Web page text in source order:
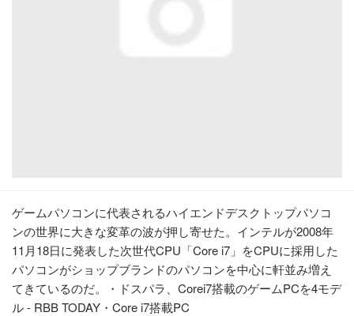
ゲームパソコンに代表されるハイエンドデスクトップパソコ
ンの世界に大きな変革の波が押し寄せた。インテルが2008年
11月18日に発表した次世代CPU「Core i7」をCPUに採用した
パソコンがショップブランドのパソコンを中心に軒並み増え
てきているのだ。・ドスパラ、Corei7搭載のゲームPCを4モデ
ル - RBB TODAY・Core i7搭載PC